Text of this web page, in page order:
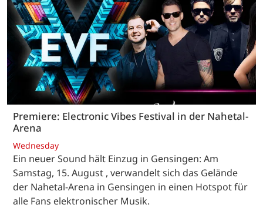
Premiere: Electronic Vibes Festival in der Nahetal-
Arena
Wednesday
Ein neuer Sound hält Einzug in Gensingen: Am
Samstag, 15. August , verwandelt sich das Gelände
der Nahetal-Arena in Gensingen in einen Hotspot für
alle Fans elektronischer Musik.